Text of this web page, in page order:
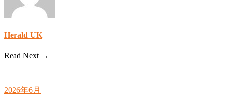
Herald UK
Read Next →
2026年6月